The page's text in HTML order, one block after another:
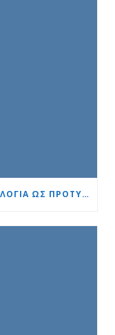
Η ΕΛΆΧΙΣΤΑ ΕΠΕΜΒΑΤΙΚΉ ΓΥΝΑΙΚΟΛΟΓΊΑ ΩΣ ΠΡΌΤΥΠΟ: ΜΙΑ ΝΈΑ ΓΕΝΙΆ ΕΙΔΙΚΏΝ ΕΚΠΑΙΔΕΎΕΤΑΙ ΣΤΟ «ΚΑΡΔΙΆ ΚΑΙ ΕΓΚΈΦΑΛΟΣ»